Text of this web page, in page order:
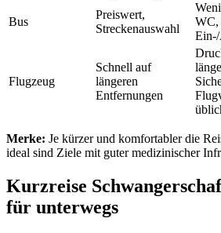
Bus
Preiswert,
Streckenauswahl
WC,
Ein-/
Flugzeug
Schnell auf
längeren
Entfernungen
Merke: Je kürzer und komfortabler die
ideal sind Ziele mit guter medizinischer
Kurzreise
für unterwegs